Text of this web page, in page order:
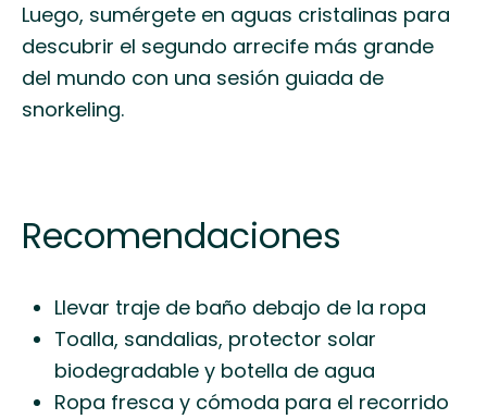
Luego, sumérgete en aguas cristalinas para
descubrir el segundo arrecife más grande
del mundo con una sesión guiada de
snorkeling.
Recomendaciones
Llevar traje de baño debajo de la ropa
Toalla, sandalias, protector solar
biodegradable y botella de agua
Ropa fresca y cómoda para el recorrido